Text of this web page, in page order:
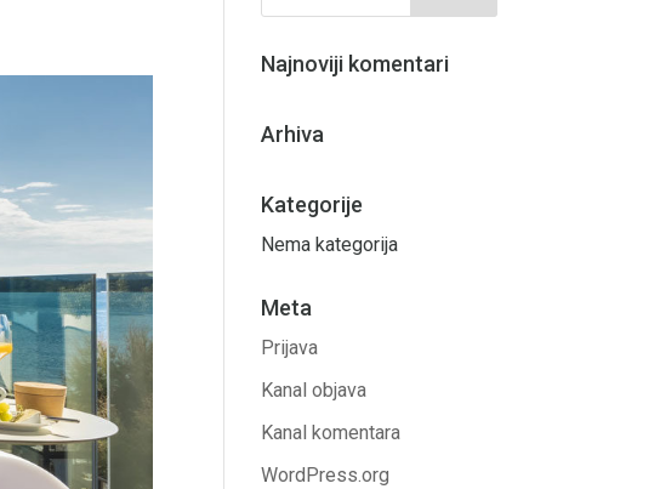
Najnoviji komentari
Arhiva
Kategorije
Nema kategorija
Meta
Prijava
Kanal objava
Kanal komentara
WordPress.org